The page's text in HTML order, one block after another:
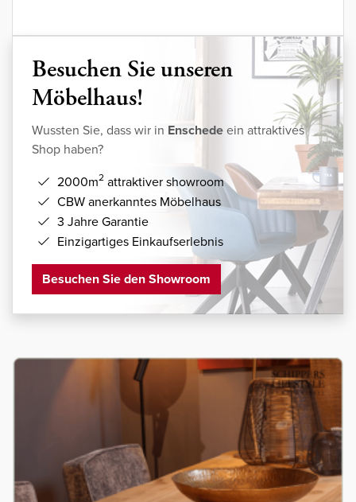
Besuchen Sie unseren
Möbelhaus!
Wussten Sie, dass wir in Enschedeein attraktives
Shop haben?
2000m2 attraktiver showroom
CBW anerkanntes Möbelhaus
3 Jahre Garantie
Einzigartiges Einkaufserlebnis
Besuchen Sie den Showroom